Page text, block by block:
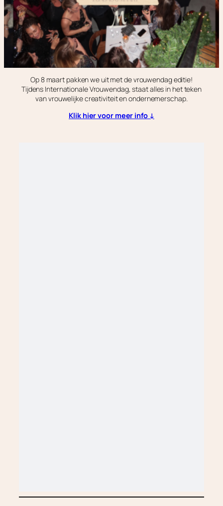
Op 8 maart pakken we uit met de vrouwendag editie!
Tijdens Internationale Vrouwendag, staat alles in het teken
van vrouwelijke creativiteit en ondernemerschap.
Klik hier voor meer info ↓